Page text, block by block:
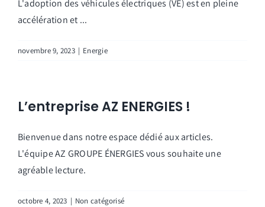
L'adoption des véhicules électriques (VE) est en pleine
accélération et ...
novembre 9, 2023 | Energie
L’entreprise AZ ENERGIES !
Bienvenue dans notre espace dédié aux articles.
L'équipe AZ GROUPE ÉNERGIES vous souhaite une
agréable lecture.
octobre 4, 2023 | Non catégorisé